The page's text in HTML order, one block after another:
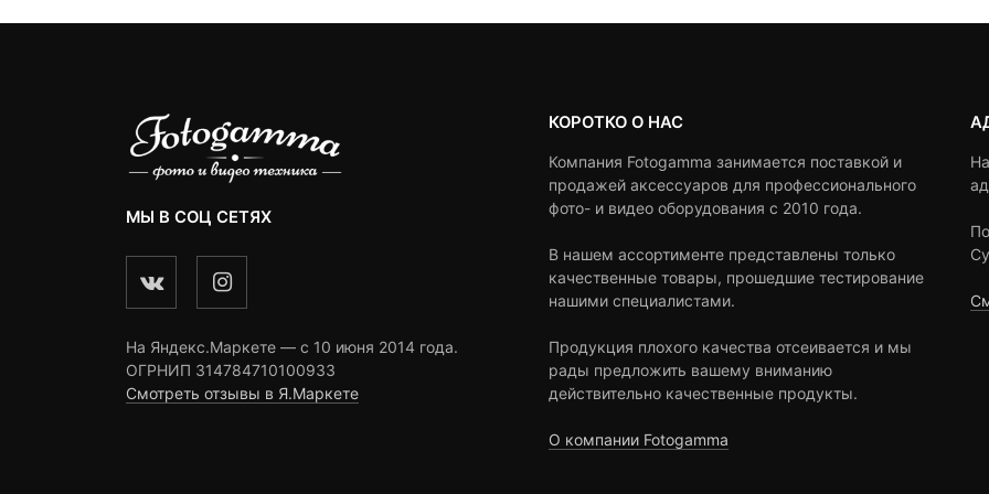
МЫ В СОЦ СЕТЯХ
На Яндекс.Маркете — c 10 июня 2014 года.
ОГРНИП 314784710100933
Смотреть отзывы в Я.Маркете
КОРОТКО О НАС
Компания Fotogamma занимается поставкой и
продажей аксессуаров для профессионального
фото- и видео оборудования с 2010 года.
В нашем ассортименте представлены только
качественные товары, прошедшие тестирование
нашими специалистами.
Продукция плохого качества отсеивается и мы
рады предложить вашему вниманию
действительно качественные продукты.
О компании Fotogamma